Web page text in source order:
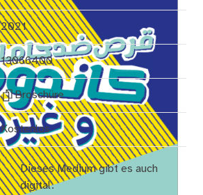
2021
13066400
Broschüre
Kostenlos
Dieses Medium gibt es auch
digital.